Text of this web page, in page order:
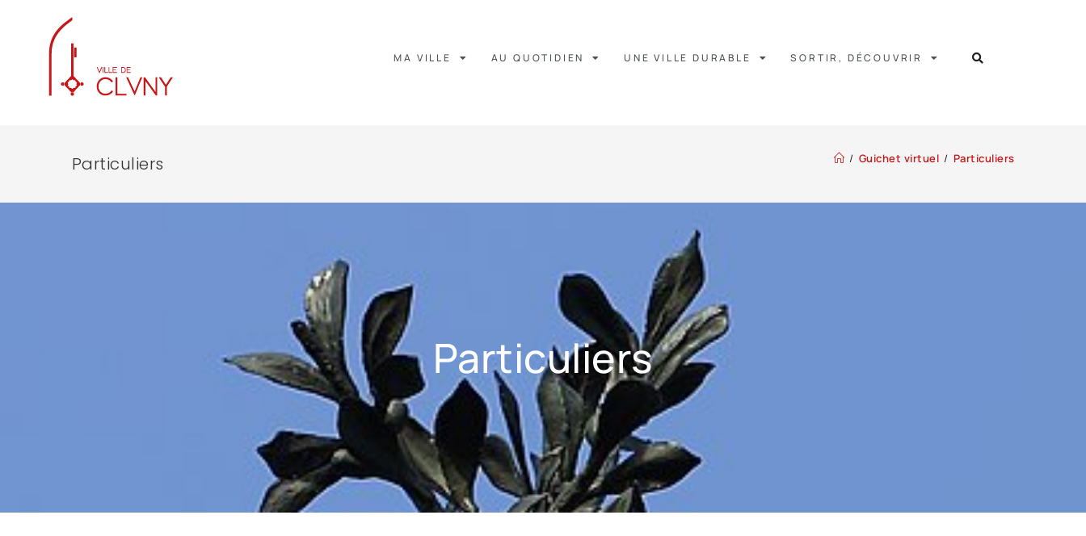
MA VILLE AU QUOTIDIEN UNE VILLE DURABLE SORTIR, DÉCOUVRIR
Particuliers / Guichet virtuel / Particuliers
Particuliers